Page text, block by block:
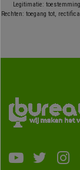
Legitimatie:
Rechten: toegang tot,